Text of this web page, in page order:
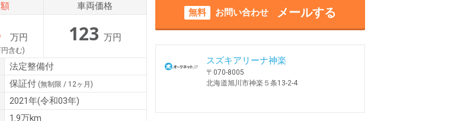
万円
含む)
車両価格
123 万円
法定整備付
保証付(無制限 / 12ヶ月)
2021年(令和03年)
1.9万km
無料 お問い合わせ メールする
スズキアリーナ神楽
〒070-8005
北海道旭川市神楽５条13-2-4